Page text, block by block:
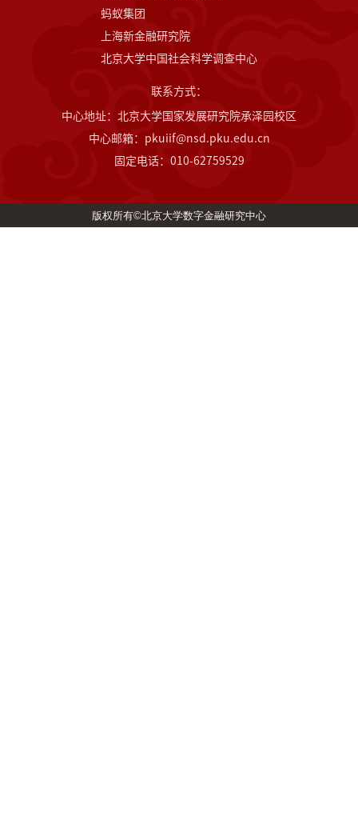
蚂蚁集团
上海新金融研究院
北京大学中国社会科学调查中心
联系方式：
中心地址：北京大学国家发展研究院承泽园校区
中心邮箱：pkuiif@nsd.pku.edu.cn
固定电话：010-62759529
版权所有©北京大学数字金融研究中心